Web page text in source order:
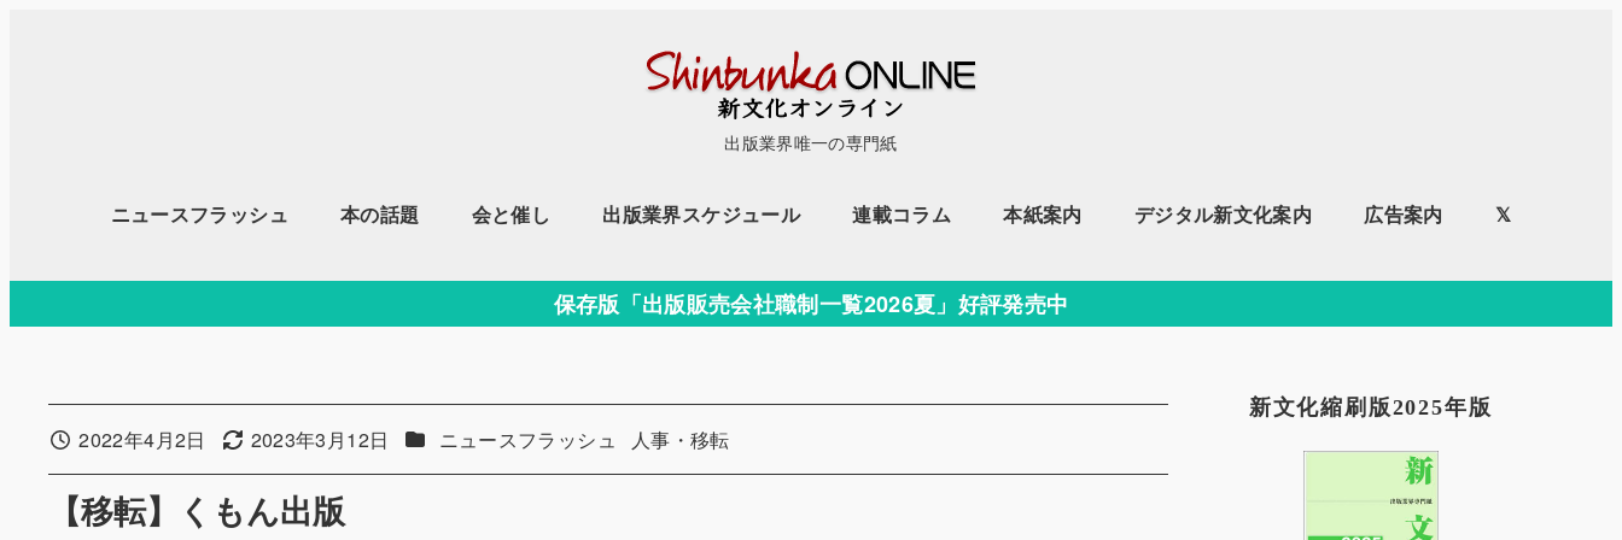
移
出版業界唯一の専門紙
ニュースフラッシュ 本の話題 会と催し 出版業界スケジュール 連載コラム 本紙案内 デジタル新文化案内 広告案内 𝕏
保存版「出版販売会社職制一覧2026夏」好評発売中
【移転】くもん出版
投稿日2022年4月2日 更新日2023年3月12日 カテゴリー
ニュースフラッシュ カテゴリー
人事・移転
新文化縮刷版2025年版